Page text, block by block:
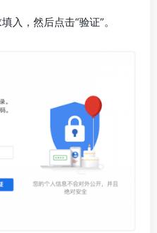
入，然后点击“验证”。